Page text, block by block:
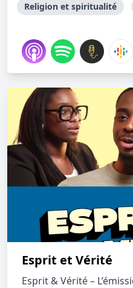
Religion et spiritualité
Esprit et Vérité
Esprit & Vérité –